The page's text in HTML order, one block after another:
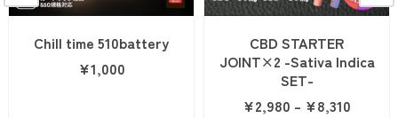
Chill time 510battery
¥1,000
CBD STARTER
JOINT×2 -Sativa Indica
SET-
¥2,980 – ¥8,310